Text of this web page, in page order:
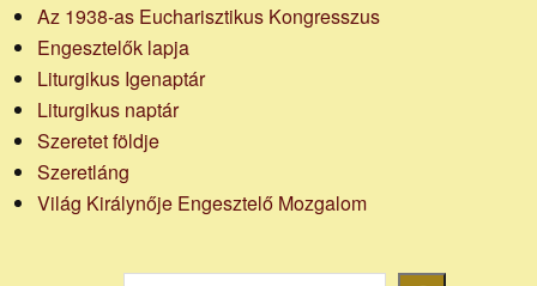
Az 1938-as Eucharisztikus Kongresszus
Engesztelők lapja
Liturgikus Igenaptár
Liturgikus naptár
Szeretet földje
Szeretláng
Világ Királynője Engesztelő Mozgalom